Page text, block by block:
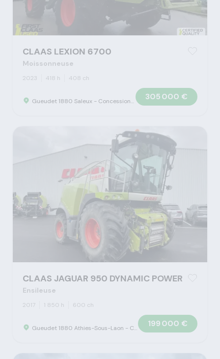
CLAAS LEXION 6700
Moissonneuse
2023 418 h 408 ch
Gueudet 1880 Saleux - Concession Claas 305 000 €
CLAAS JAGUAR 950 DYNAMIC POWER
Ensileuse
2017 1 850 h 600 ch
Gueudet 1880 Athies-Sous-Laon - Concession Claas 199 000 €